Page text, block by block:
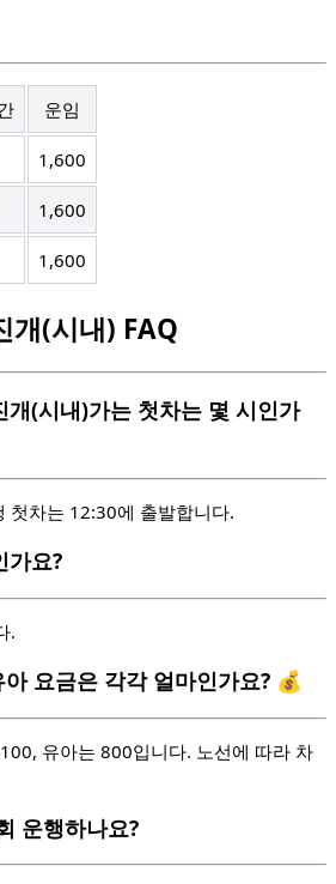
운임
1,600
1,600
1,600
(시내) FAQ
개(시내)가는 첫차는 몇 시인가
첫차는 12:30에 출발합니다.
가요?
.
요금은 각각 얼마인가요? 💰
유아는 800입니다. 노선에 따라 차
운행하나요?